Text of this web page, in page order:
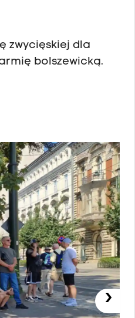
zwycięskiej dla
bolszewicką.
›